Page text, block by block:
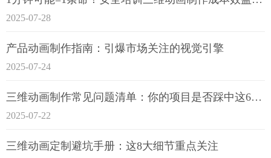
2025-07-28
产品动画制作指南：引爆市场关注的视觉引擎
2025-07-24
三维动画制作常见问题清单：你的项目是否踩中这6大技术雷区？
2025-07-22
三维动画定制避坑手册：这8大细节重点关注